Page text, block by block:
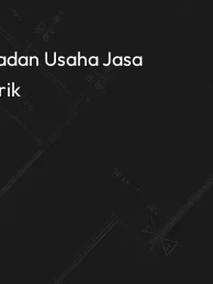
Usaha Jasa